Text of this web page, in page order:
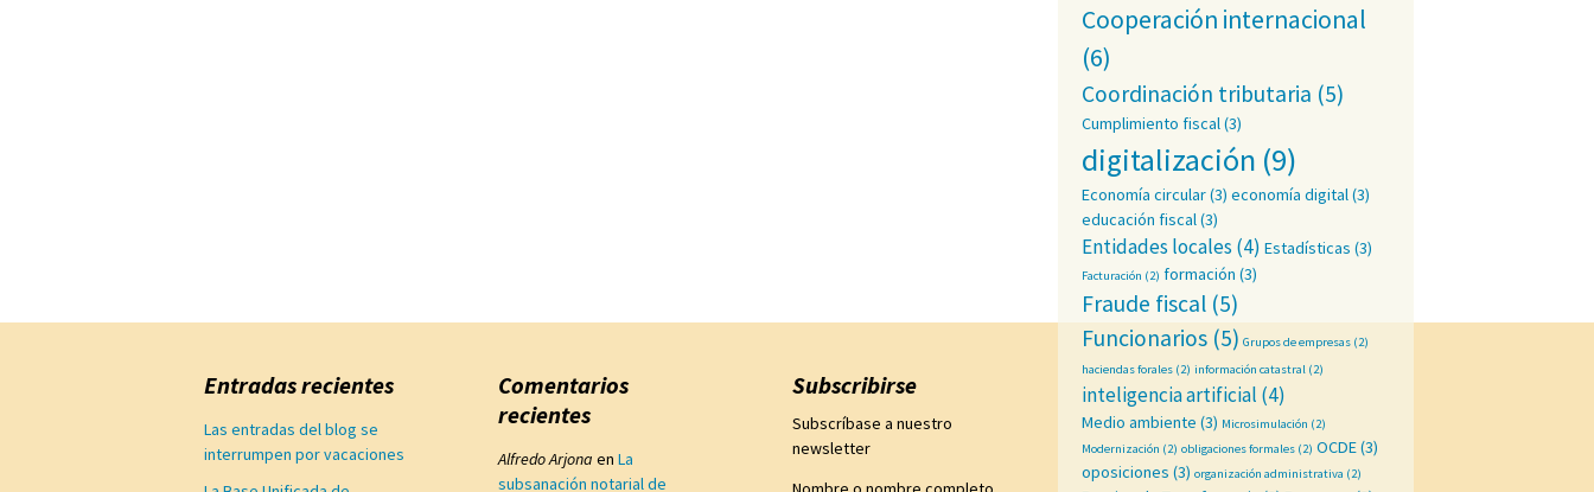
Cooperación internacional
(6)
Coordinación tributaria (5)
Cumplimiento fiscal(3)
digitalización (9)
Economía circular(3) economía digital(3)
educación fiscal(3)
Entidades locales (4) Estadísticas (3)
Facturación (2) formación (3)
Fraude fiscal (5)
Funcionarios (5) Grupos de empresas (2)
haciendas forales (2) información catastral (2)
inteligencia artificial (4)
Medio ambiente (3) Microsimulación (2)
Modernización (2) obligaciones formales (2) OCDE(3)
oposiciones (3) organización administrativa (2)
Entradas recientes
Las entradas del blog se
interrumpen por vacaciones
Comentarios
recientes
Alfredo Arjona en La
subsanación notarial de
Subscribirse
Subscríbase a nuestro
newsletter